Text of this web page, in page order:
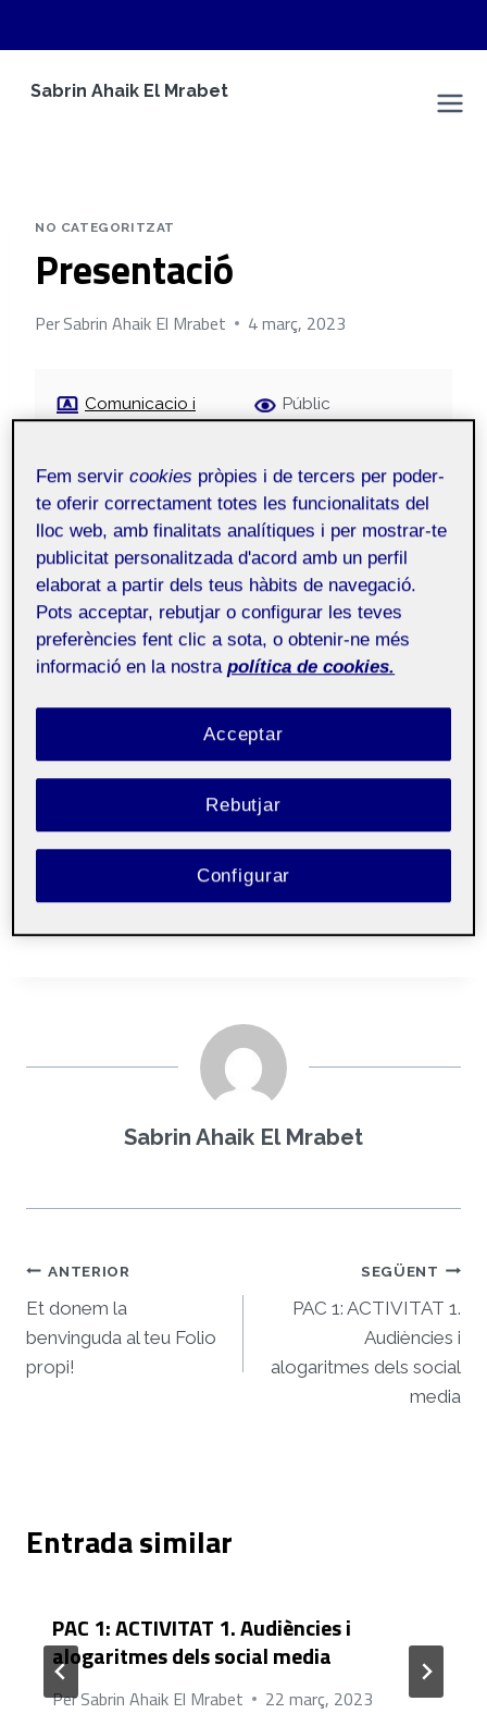
Sabrin Ahaik El Mrabet
NO CATEGORITZAT
Presentació
PerSabrin Ahaik El Mrabet 4 març, 2023
Comunicacio i
Públic
Hola,
em dic Sabrin Ahaik, tinc 22 anys i sóc de Girona
però actualment visc a Riga, Letònia.
Sóc hostessa de vol a l’empresa airBaltic i vaig
començar a la UOC perquè era la única forma de
treure’m una carrera amb el tipus de feina que tinc.
I de moment porto quatre anys i no puc estar més
contenta.
encantada
Benvinguda
Sabrin Ahaik El Mrabet
Navegació
d'entrades
ANTERIOR
Et donem la
benvinguda al teu Folio
propi!
SEGÜENT
PAC 1: ACTIVITAT 1.
Audiències i
alogaritmes dels social
media
Entrada similar
PAC 1: ACTIVITAT 1. Audiències i
alogaritmes dels social media
PerSabrin Ahaik El Mrabet 22 març, 2023
Fem servircookies pròpies i de tercers per poder-
te oferir correctament totes les funcionalitats del
lloc web, amb finalitats analítiques i per mostrar-te
publicitat personalitzada d'acord amb un perfil
elaborat a partir dels teus hàbits de navegació.
Pots acceptar, rebutjar o configurar les teves
preferències fent clic a sota, o obtenir-ne més
informació en la nostra política de cookies.
Rebutjar
Acceptar
Configurar